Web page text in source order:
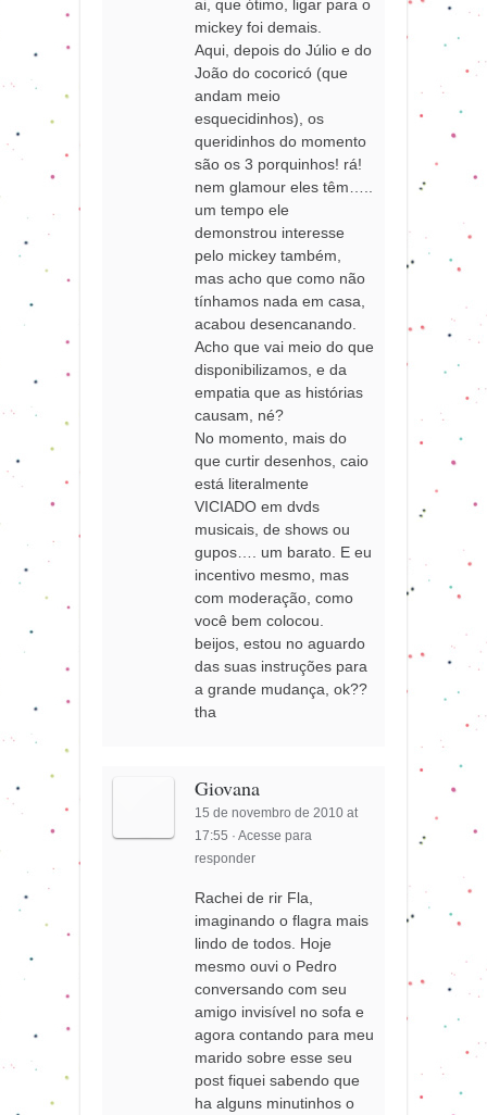
ai, que ótimo, ligar para o
mickey foi demais.
Aqui, depois do Júlio e do
João do cocoricó (que
andam meio
esquecidinhos), os
queridinhos do momento
são os 3 porquinhos! rá!
nem glamour eles têm…..
um tempo ele
demonstrou interesse
pelo mickey também,
mas acho que como não
tínhamos nada em casa,
acabou desencanando.
Acho que vai meio do que
disponibilizamos, e da
empatia que as histórias
causam, né?
No momento, mais do
que curtir desenhos, caio
está literalmente
VICIADO em dvds
musicais, de shows ou
gupos…. um barato. E eu
incentivo mesmo, mas
com moderação, como
você bem colocou.
beijos, estou no aguardo
das suas instruções para
a grande mudança, ok??
tha
Giovana
15 de novembro de 2010 at
17:55 ·Acesse para
responder
Rachei de rir Fla,
imaginando o flagra mais
lindo de todos. Hoje
mesmo ouvi o Pedro
conversando com seu
amigo invisível no sofa e
agora contando para meu
marido sobre esse seu
post fiquei sabendo que
ha alguns minutinhos o